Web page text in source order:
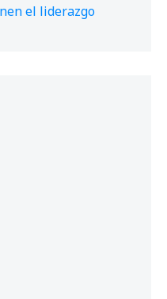
el liderazgo